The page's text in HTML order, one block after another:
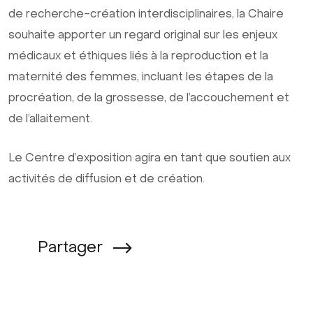
de recherche-création interdisciplinaires, la Chaire
souhaite apporter un regard original sur les enjeux
médicaux et éthiques liés à la reproduction et la
maternité des femmes, incluant les étapes de la
procréation, de la grossesse, de l’accouchement et
de l’allaitement.
Le Centre d’exposition agira en tant que soutien aux
activités de diffusion et de création.
Partager